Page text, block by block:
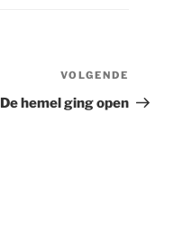
bericht
VOLGENDE
De hemel ging open